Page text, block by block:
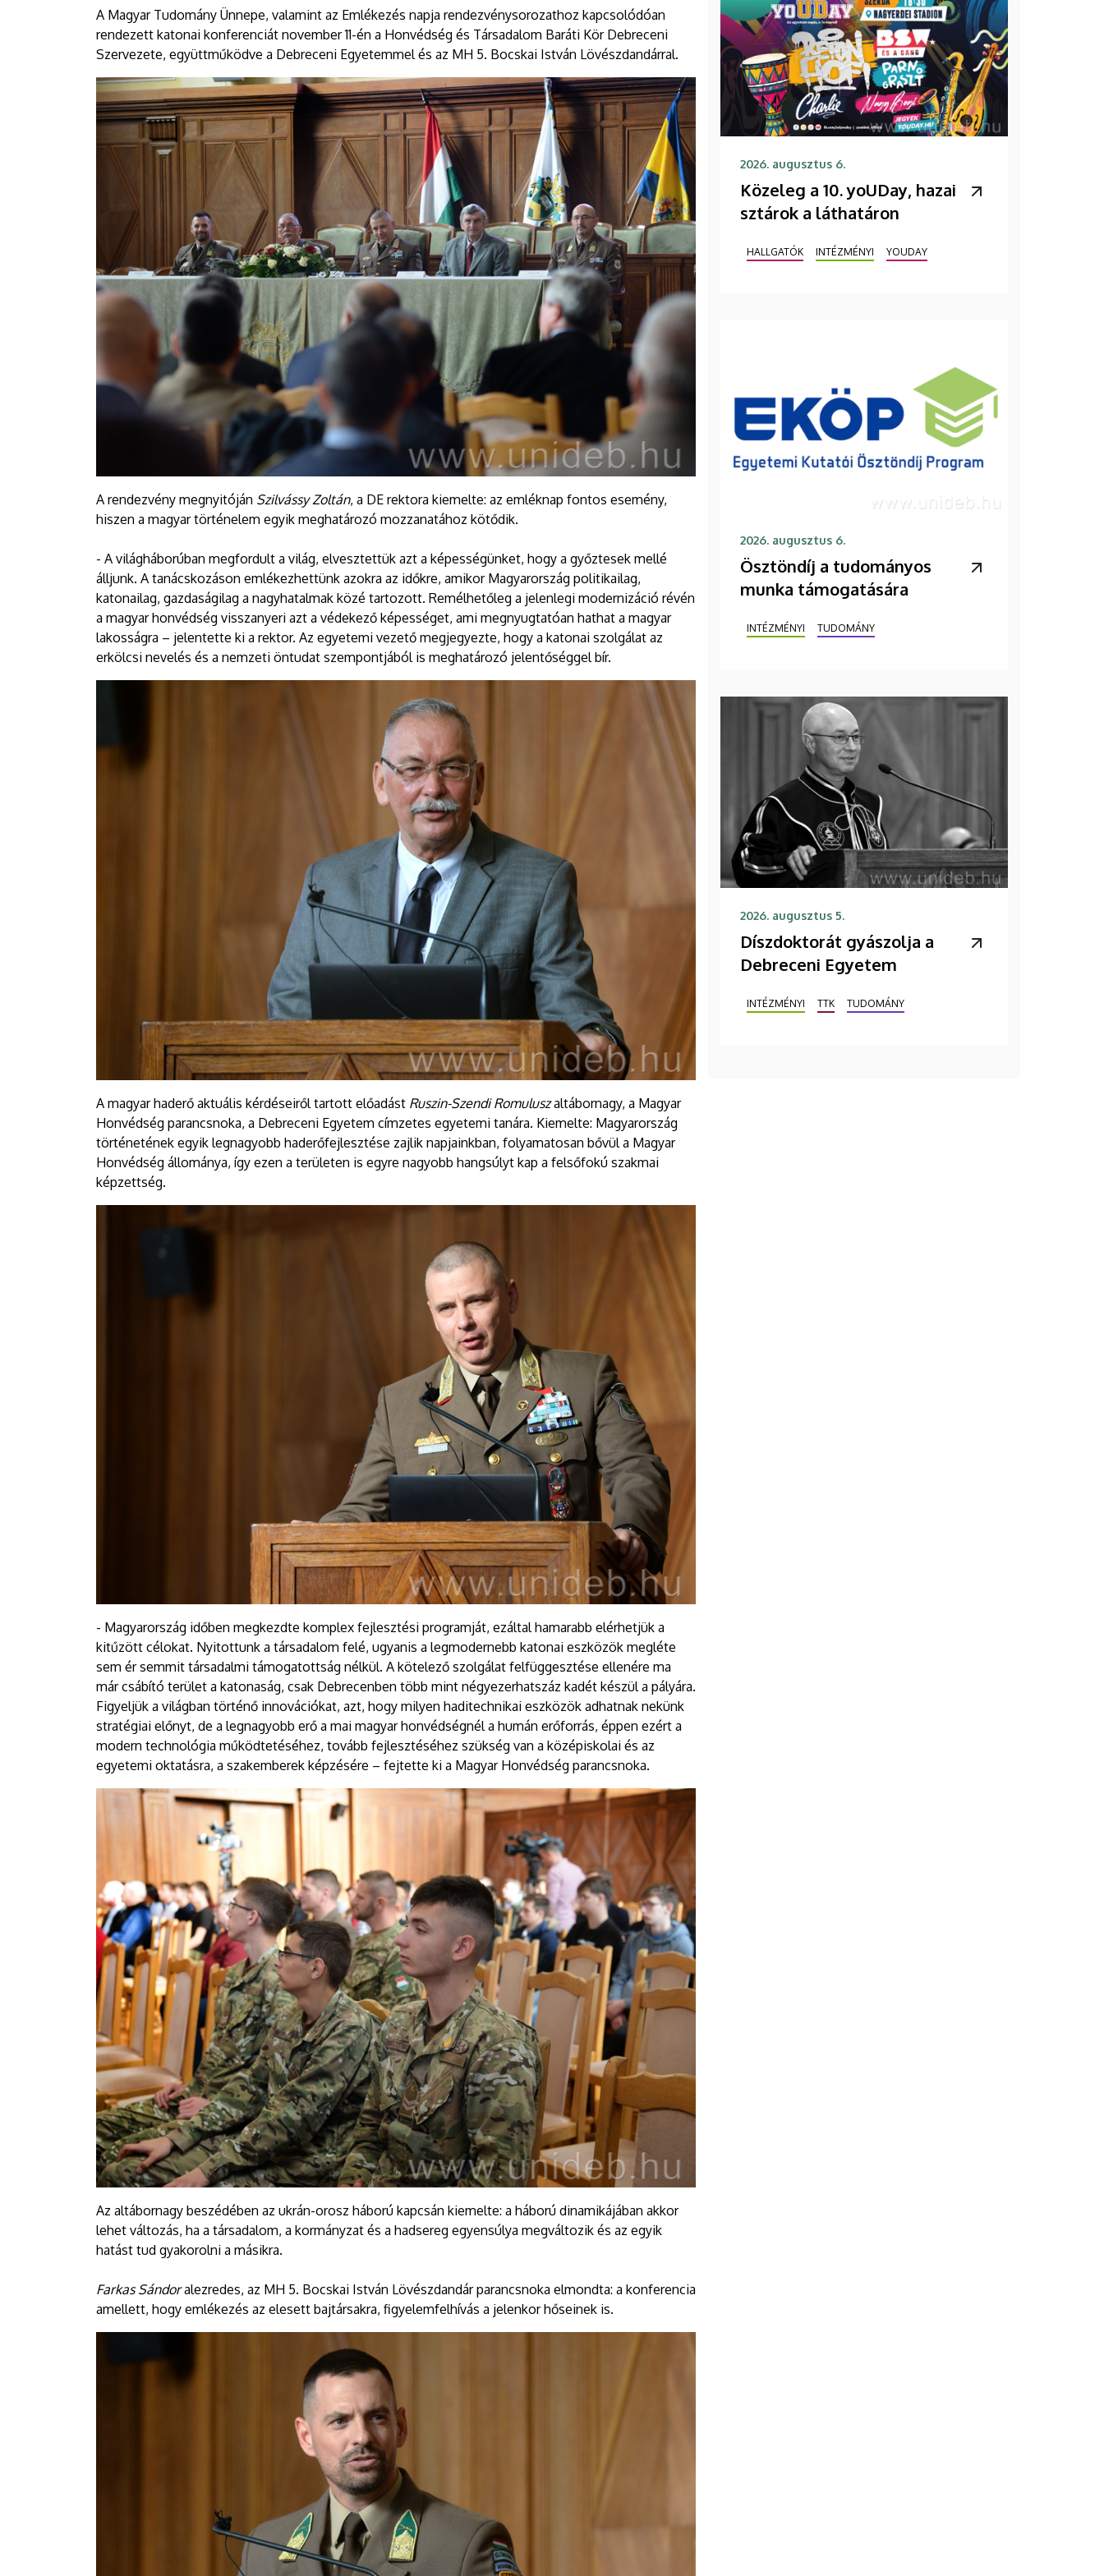
A Magyar Tudomány Ünnepe, valamint az Emlékezés napja rendezvénysorozathoz kapcsolódóan
rendezett katonai konferenciát november 11-én a Honvédség és Társadalom Baráti Kör Debreceni
Szervezete, együttműködve a Debreceni Egyetemmel és az MH 5. Bocskai István Lövészdandárral.
A rendezvény megnyitóján Szilvássy Zoltán, a DE rektora kiemelte: az emléknap fontos esemény,
hiszen a magyar történelem egyik meghatározó mozzanatához kötődik.
- A világháborúban megfordult a világ, elvesztettük azt a képességünket, hogy a győztesek mellé
álljunk. A tanácskozáson emlékezhettünk azokra az időkre, amikor Magyarország politikailag,
katonailag, gazdaságilag a nagyhatalmak közé tartozott. Remélhetőleg a jelenlegi modernizáció révén
a magyar honvédség visszanyeri azt a védekező képességet, ami megnyugtatóan hathat a magyar
lakosságra – jelentette ki a rektor. Az egyetemi vezető megjegyezte, hogy a katonai szolgálat az
erkölcsi nevelés és a nemzeti öntudat szempontjából is meghatározó jelentőséggel bír.
A magyar haderő aktuális kérdéseiről tartott előadást Ruszin-Szendi Romuluszaltábornagy, a Magyar
Honvédség parancsnoka, a Debreceni Egyetem címzetes egyetemi tanára. Kiemelte: Magyarország
történetének egyik legnagyobb haderőfejlesztése zajlik napjainkban, folyamatosan bővül a Magyar
Honvédség állománya, így ezen a területen is egyre nagyobb hangsúlyt kap a felsőfokú szakmai
képzettség.
- Magyarország időben megkezdte komplex fejlesztési programját, ezáltal hamarabb elérhetjük a
kitűzött célokat. Nyitottunk a társadalom felé, ugyanis a legmodernebb katonai eszközök megléte
sem ér semmit társadalmi támogatottság nélkül. A kötelező szolgálat felfüggesztése ellenére ma
már csábító terület a katonaság, csak Debrecenben több mint négyezerhatszáz kadét készül a pályára.
Figyeljük a világban történő innovációkat, azt, hogy milyen haditechnikai eszközök adhatnak nekünk
stratégiai előnyt, de a legnagyobb erő a mai magyar honvédségnél a humán erőforrás, éppen ezért a
modern technológia működtetéséhez, tovább fejlesztéséhez szükség van a középiskolai és az
egyetemi oktatásra, a szakemberek képzésére – fejtette ki a Magyar Honvédség parancsnoka.
Az altábornagy beszédében az ukrán-orosz háború kapcsán kiemelte: a háború dinamikájában akkor
lehet változás, ha a társadalom, a kormányzat és a hadsereg egyensúlya megváltozik és az egyik
hatást tud gyakorolni a másikra.
Farkas Sándoralezredes, az MH 5. Bocskai István Lövészdandár parancsnoka elmondta: a konferencia
amellett, hogy emlékezés az elesett bajtársakra, figyelemfelhívás a jelenkor hőseinek is.
2026. augusztus 6.
Közeleg a 10. yoUDay, hazai
sztárok a láthatáron
HALLGATÓK INTÉZMÉNYI YOUDAY
2026. augusztus 6.
Ösztöndíj a tudományos
munka támogatására
INTÉZMÉNYI TUDOMÁNY
2026. augusztus 5.
Díszdoktorát gyászolja a
Debreceni Egyetem
INTÉZMÉNYI TTK TUDOMÁNY